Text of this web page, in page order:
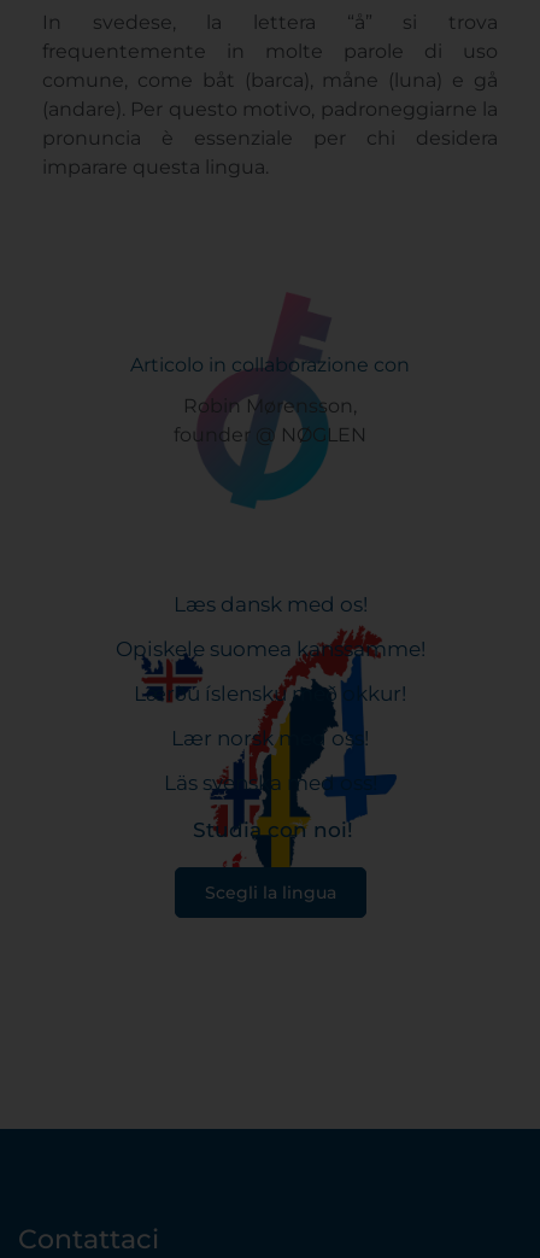
In svedese, la lettera “å” si trova
frequentemente in molte parole di uso
comune, come båt (barca), måne (luna) e gå
(andare). Per questo motivo, padroneggiarne la
pronuncia è essenziale per chi desidera
imparare questa lingua.
Articolo in collaborazione con
Robin Mørensson,
founder @ NØGLEN
Læs dansk med os!
Opiskele suomea kanssamme!
Lærðu íslensku með okkur!
Lær norsk med oss!
Läs svenska med oss!
Studia con noi!
Scegli la lingua
Contattaci